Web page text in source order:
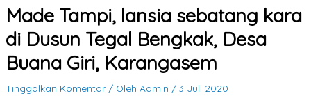
Made Tampi, lansia sebatang kara
di Dusun Tegal Bengkak, Desa
Buana Giri, Karangasem
Tinggalkan Komentar / Oleh Admin / 3 Juli 2020